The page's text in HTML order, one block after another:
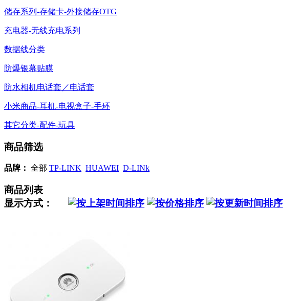
储存系列-存储卡-外接储存OTG
充电器-无线充电系列
数据线分类
防爆银幕贴膜
防水相机电话套／电话套
小米商品-耳机-电视盒子-手环
其它分类-配件-玩具
商品筛选
品牌： 全部 TP-LINK HUAWEI D-LINk
商品列表
显示方式：